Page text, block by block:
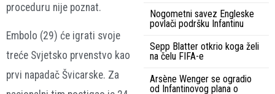
proceduru nije poznat.
Embolo (29) će igrati svoje
treće Svjetsko prvenstvo kao
prvi napadač Švicarske. Za
Nogometni savez Engleske
povlači podršku Infantinu
Sepp Blatter otkrio koga želi
na čelu FIFA-e
Arsène Wenger se ogradio
od Infantinovog plana o